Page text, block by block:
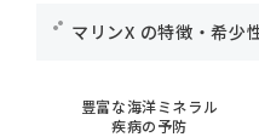
マリンX の特徴・希少
豊富な海洋ミネラル
疾病の予防